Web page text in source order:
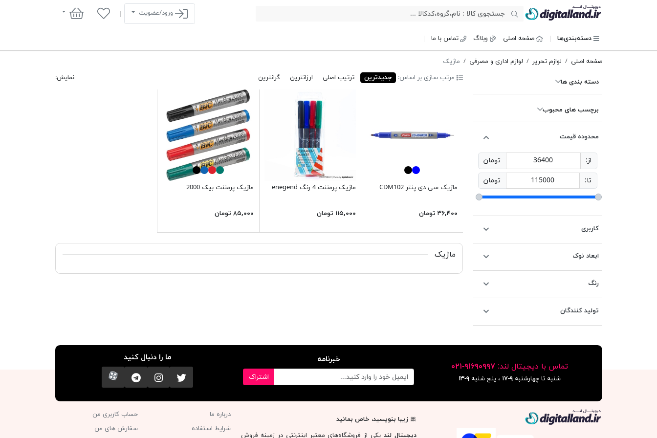
ورود/عضویت سبد خرید
دسته‌بندی‌ها صفحه اصلی وبلاگ تماس با ما
صفحه اصلی لوازم تحریر لوازم اداری و مصرفی ماژیک
دسته بندی ها
برچسب های محبوب
محدوده قیمت
از: 36400 تومان
تا: 115000 تومان
کاربری
ابعاد نوک
رنگ
تولید کنندگان
نمایش: مرتب سازی بر اساس: جدیدترین ترتیب اصلی ارزانترین گرانترین
ماژیک سی دی پنتر CDM102
۳۶,۴۰۰ تومان
ماژیک پرمننت 4 رنگ enegend
۱۱۵,۰۰۰ تومان
ماژیک پرمننت بیک 2000
۸۵,۰۰۰ تومان
ماژیک
تماس با دیجیتال لند: ٩١۶٩٠٩٩٧-٠٢١
شنبه تا چهارشنبه ۹-۱۷ ، پنج شنبه ۹-١٣
خبرنامه
اشتراک
ما را دنبال کنید
تویتر اینستاگرامکانال تلگرام
آپارات
🎀زیبا بنویسید، خاص بمانید
دیجیتال لند یکی از فروشگاه‌های معتبر اینترنتی در زمینه فروش
درباره ما
شرایط استفاده
حساب کاربری من
سفارش های من‎